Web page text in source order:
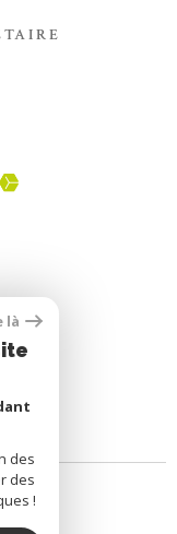
là
des
des
!